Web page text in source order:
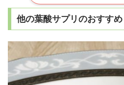
他の葉酸サプリのおすすめ